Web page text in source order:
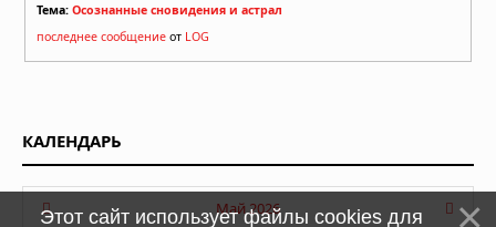
Тема: Осознанные сновидения и астрал
последнее сообщение от LOG
КАЛЕНДАРЬ
Май 2026
Этот сайт использует файлы cookies для